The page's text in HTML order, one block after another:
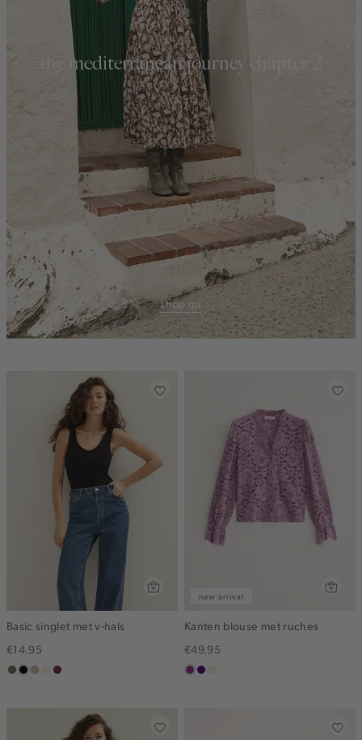
the mediterranean journey chapter 2
shop nu
Basic singlet met v-hals
€14.95
middenbruin
zwartlichtzand
wit,bordeaux
new arrival
Kanten blouse met ruches
€49.95
middenpaars
indigo